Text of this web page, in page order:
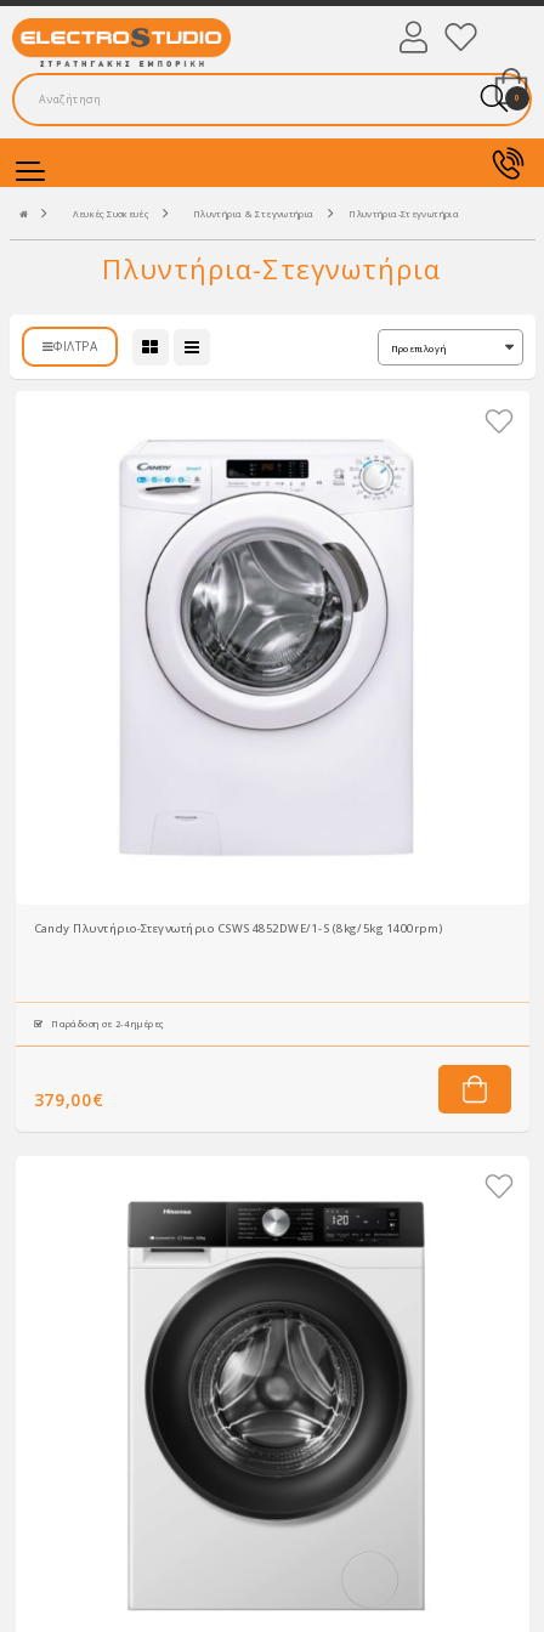
0
Λευκές Συσκευές Πλυντήρια & Στεγνωτήρια Πλυντήρια-Στεγνωτήρια
Πλυντήρια-Στεγνωτήρια
ΦΊΛΤΡΑ
Candy Πλυντήριο-Στεγνωτήριο CSWS 4852DWE/1-S (8kg/5kg 1400rpm)
Παράδοση σε 2-4 ημέρες
379,00€